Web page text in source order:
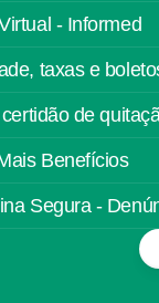
- Informed
taxas e
de
Benefícios
Segura -